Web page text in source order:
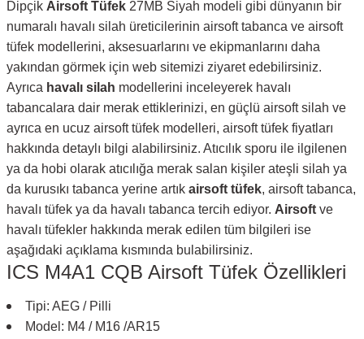
Dipçik Airsoft Tüfek 27MB Siyah modeli gibi dünyanın bir
numaralı havalı silah üreticilerinin airsoft tabanca ve airsoft
tüfek modellerini, aksesuarlarını ve ekipmanlarını daha
yakından görmek için web sitemizi ziyaret edebilirsiniz.
Ayrıca havalı silah modellerini inceleyerek havalı
tabancalara dair merak ettiklerinizi, en güçlü airsoft silah ve
ayrıca en ucuz airsoft tüfek modelleri, airsoft tüfek fiyatları
hakkında detaylı bilgi alabilirsiniz. Atıcılık sporu ile ilgilenen
ya da hobi olarak atıcılığa merak salan kişiler ateşli silah ya
da kurusıkı tabanca yerine artık airsoft tüfek, airsoft tabanca,
havalı tüfek ya da havalı tabanca tercih ediyor. Airsoft ve
havalı tüfekler hakkında merak edilen tüm bilgileri ise
aşağıdaki açıklama kısmında bulabilirsiniz.
ICS M4A1 CQB Airsoft Tüfek Özellikleri
Tipi: AEG / Pilli
Model: M4 / M16 /AR15